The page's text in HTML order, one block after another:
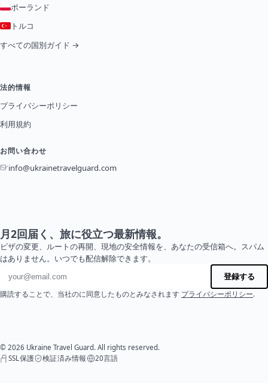
ポーランド
トルコ
すべての国別ガイド →
法的情報
プライバシーポリシー
利用規約
お問い合わせ
info@ukrainetravelguard.com
月2回届く、旅に役立つ最新情報。
ビザの変更、ルートの再開、現地の安全情報を、あなたの受信箱へ。スパム
はありません。いつでも配信解除できます。
メールアドレス
登録する
購読することで、当社のに同意したものとみなされます プライバシーポリシー.
© 2026 Ukraine Travel Guard. All rights reserved.
SSL保護
検証済み情報 20言語